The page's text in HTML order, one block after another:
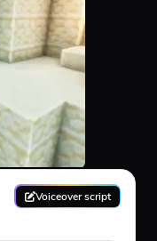
Voiceover script